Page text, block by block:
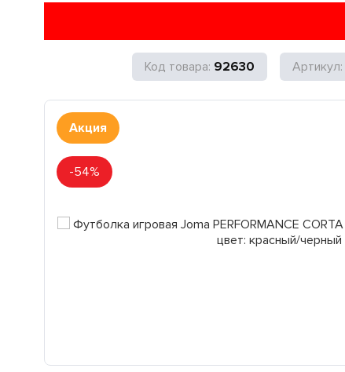
92630
Акция
-54%